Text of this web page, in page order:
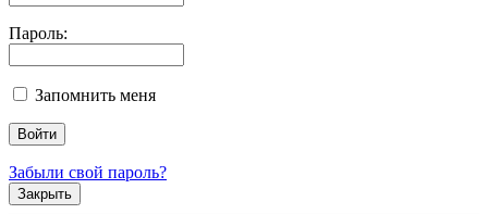
Пароль:
Запомнить меня
Забыли свой пароль?
Закрыть